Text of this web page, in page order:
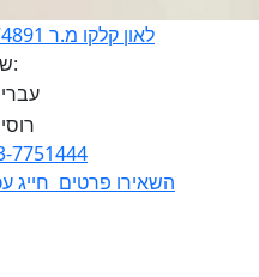
לאון קלקו מ.ר 3174891
שפות:
7751444
השאירו פרטים חייג